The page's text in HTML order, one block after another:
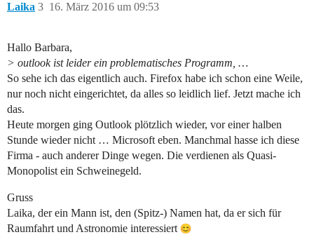
Laika 16. März 2016 um 09:53
3
Hallo Barbara,
> outlook ist leider ein problematisches Programm, …
So sehe ich das eigentlich auch. Firefox habe ich schon eine Weile,
nur noch nicht eingerichtet, da alles so leidlich lief. Jetzt mache ich
das.
Heute morgen ging Outlook plötzlich wieder, vor einer halben
Stunde wieder nicht … Microsoft eben. Manchmal hasse ich diese
Firma - auch anderer Dinge wegen. Die verdienen als Quasi-
Monopolist ein Schweinegeld.
Gruss
Laika, der ein Mann ist, den (Spitz-) Namen hat, da er sich für
Raumfahrt und Astronomie interessiert